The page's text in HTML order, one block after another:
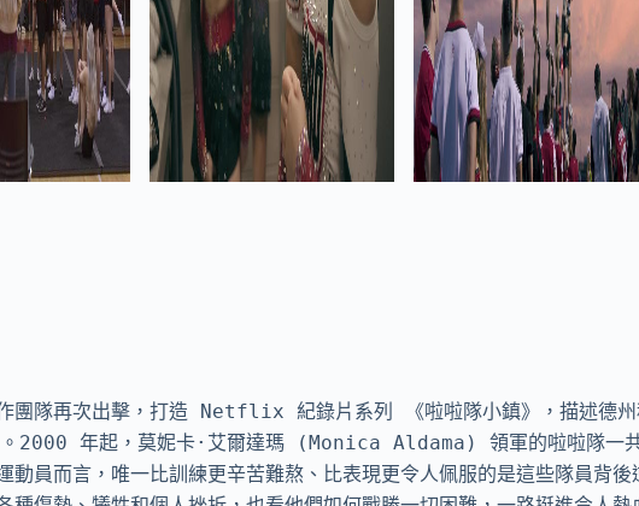
隊再次出擊，打造 Netflix 紀錄片系列 《啦啦隊小鎮》，描述德州
年起，莫妮卡·艾爾達瑪 (Monica Aldama) 領軍的啦啦隊一共
動員而言，唯一比訓練更辛苦難熬、比表現更令人佩服的是這些隊員背